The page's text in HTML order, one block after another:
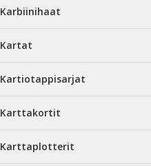
Karbiinihaat
Kartat
Kartiotappisarjat
Karttakortit
Karttaplotterit